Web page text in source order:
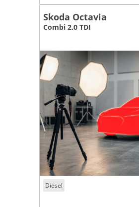
Skoda Octavia
Combi 2.0 TDI
Diesel